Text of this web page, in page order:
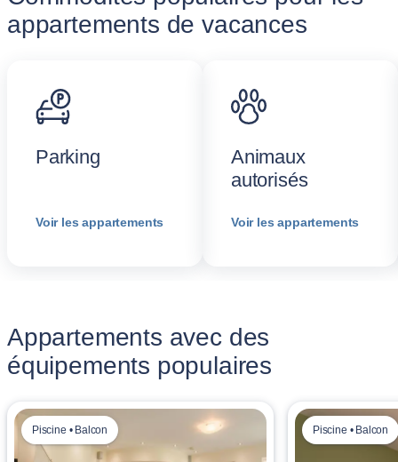
appartements de vacances
Parking
Voir les appartements
Animaux
autorisés
Voir les appartements
Appartements avec des
équipements populaires
Piscine • Balcon Piscine • Balcon